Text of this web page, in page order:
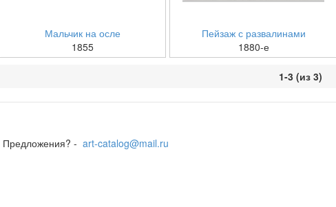
Мальчик на осле
1855
Пейзаж с развалинами
1880-е
1-3 (из 3)
- art-catalog@mail.ru